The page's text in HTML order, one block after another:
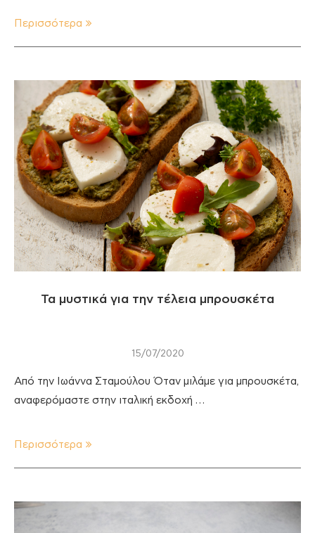
Περισσότερα
Τα μυστικά για την τέλεια μπρουσκέτα
15/07/2020
Από την Ιωάννα Σταμούλου Όταν μιλάμε για μπρουσκέτα,
αναφερόμαστε στην ιταλική εκδοχή …
Περισσότερα